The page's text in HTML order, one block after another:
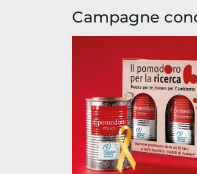
Campagne